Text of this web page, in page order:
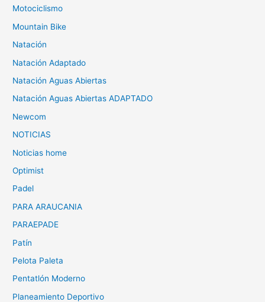
Motociclismo
Mountain Bike
Natación
Natación Adaptado
Natación Aguas Abiertas
Natación Aguas Abiertas ADAPTADO
Newcom
NOTICIAS
Noticias home
Optimist
Padel
PARA ARAUCANIA
PARAEPADE
Patín
Pelota Paleta
Pentatlón Moderno
Planeamiento Deportivo